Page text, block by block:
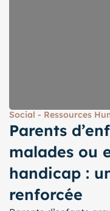
Social - Ressources
Parents
malades ou
handicap :
renforcée